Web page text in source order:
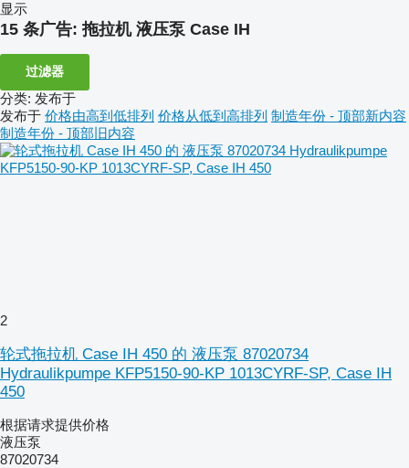
显示
15 条广告: 拖拉机 液压泵 Case IH
过滤器
分类: 发布于
发布于 价格由高到低排列 价格从低到高排列 制造年份 - 顶部新内容
制造年份 - 顶部旧内容
2
轮式拖拉机 Case IH 450 的 液压泵 87020734
Hydraulikpumpe KFP5150-90-KP 1013CYRF-SP, Case IH
450
根据请求提供价格
液压泵
87020734